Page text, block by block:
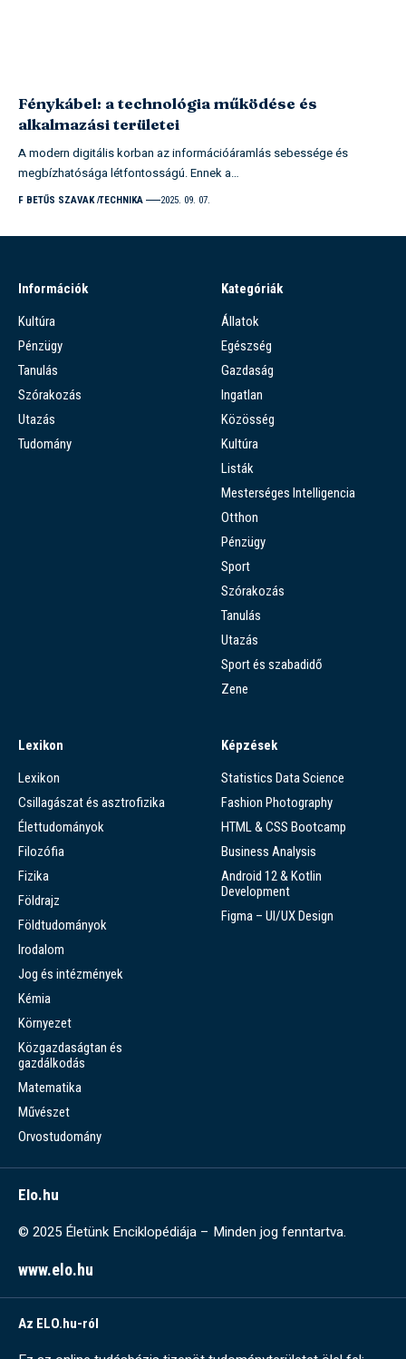
Fénykábel: a technológia működése és
alkalmazási területei
A modern digitális korban az információáramlás sebessége és
megbízhatósága létfontosságú. Ennek a…
F BETŰS SZAVAK TECHNIKA 2025. 09. 07.
Információk
Kultúra
Pénzügy
Tanulás
Szórakozás
Utazás
Tudomány
Kategóriák
Állatok
Egészség
Gazdaság
Ingatlan
Közösség
Kultúra
Listák
Mesterséges Intelligencia
Otthon
Pénzügy
Sport
Szórakozás
Tanulás
Utazás
Sport és szabadidő
Zene
Lexikon
Lexikon
Csillagászat és asztrofizika
Élettudományok
Filozófia
Fizika
Földrajz
Földtudományok
Irodalom
Jog és intézmények
Kémia
Környezet
Közgazdaságtan és
gazdálkodás
Matematika
Művészet
Orvostudomány
Képzések
Statistics Data Science
Fashion Photography
HTML & CSS Bootcamp
Business Analysis
Android 12 & Kotlin
Development
Figma – UI/UX Design
Elo.hu
© 2025 Életünk Enciklopédiája – Minden jog fenntartva.
www.elo.hu
Az ELO.hu-ról